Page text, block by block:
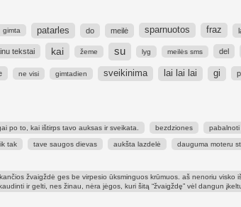
gimta patarles do meilė sparnuotos fraz
tekstai kai žeme su lyg meilės sms del
ne visi gimtadien sveikinima lai lai lai gi
po to, kai ištirps tavo auksas ir sveikata. bezdziones pabalnoti
tak tave saugos dievas aukšta lazdelė dauguma moteru
žvaigždė ges be virpesio ūksminguos krūmuos. aš nenoriu
ir gelti, nes žinau, nėra jėgos, kuri šitą “žvaigždę” vėl dangun